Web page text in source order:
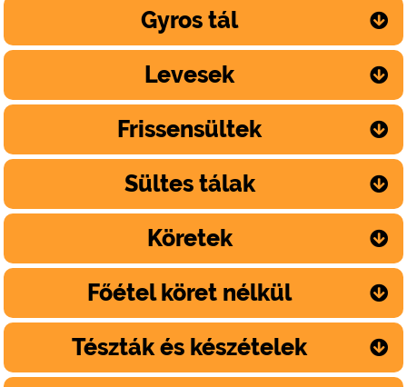
Gyros tál
Levesek
Frissensültek
Sültes tálak
Köretek
Főétel köret nélkül
Tészták és készételek